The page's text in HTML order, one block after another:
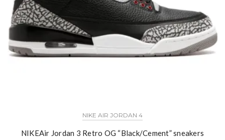
NIKE AIR JORDAN 4
NIKEAir Jordan 3 Retro OG “Black/Cement” sneakers